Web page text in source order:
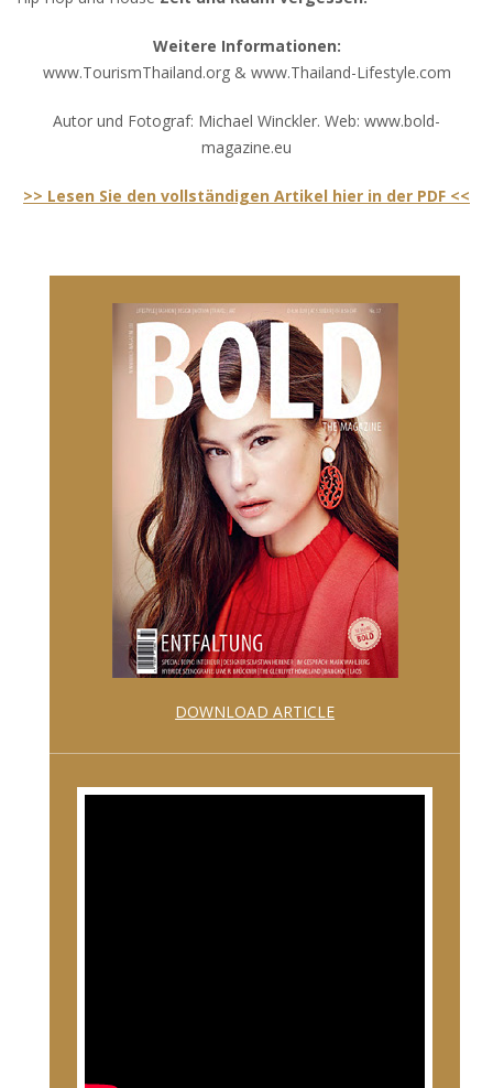
Weitere Informationen:
www.TourismThailand.org & www.Thailand-Lifestyle.com
Autor und Fotograf: Michael Winckler. Web: www.bold-
magazine.eu
>> Lesen Sie den vollständigen Artikel hier in der PDF <<
DOWNLOAD ARTICLE